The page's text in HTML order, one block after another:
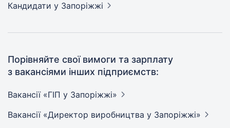
Кандидати у Запоріжжі
Порівняйте свої вимоги та зарплату
з вакансіями інших підприємств:
Вакансії «ГІП у Запоріжжі»
Вакансії «Директор виробництва у Запоріжжі»